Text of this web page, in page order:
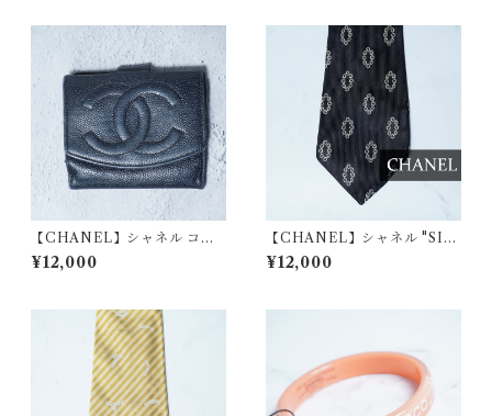
【CHANEL】シャネル ココ
マークエンボスロゴレザー折
り畳みウォレット
¥12,000
【CHANEL】シャネル "SIL
K100%" ゴールドチェーン・
リングチェーン柄ネクタイ bla
¥12,000